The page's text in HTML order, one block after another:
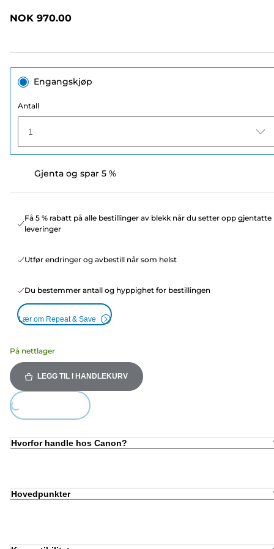
NOK 970.00
Engangskjøp
Antall
1
Gjenta og spar 5 %
Få 5 % rabatt på alle bestillinger av blekk når du setter opp gjentatte
leveringer
Utfør endringer og avbestill når som helst
Du bestemmer antall og hyppighet for bestillingen
Lær om Repeat & Save
På nettlager
LEGG TIL I HANDLEKURV
Loading...
Hvorfor handle hos Canon?
Hovedpunkter